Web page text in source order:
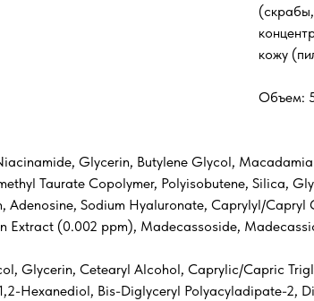
кожу
Объем:
Glycerin, Butylene Glycol,
Taurate Copolymer, Polyisobutene, Silica,
Adenosine, Sodium Hyaluronate, Caprylyl/
Extract (0.002 ppm), Madecassoside,
Glycerin, Cetearyl Alcohol, Caprylic/Capric
Hexanediol, Bis-Diglyceryl Polyacyladipate-2,